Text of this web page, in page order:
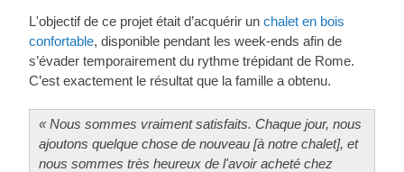
L'objectif de ce projet était d’acquérir un chalet en bois
confortable, disponible pendant les week-ends afin de
s’évader temporairement du rythme trépidant de Rome.
C’est exactement le résultat que la famille a obtenu.
« Nous sommes vraiment satisfaits. Chaque jour, nous
ajoutons quelque chose de nouveau [à notre chalet], et
nous sommes très heureux de l'avoir acheté chez